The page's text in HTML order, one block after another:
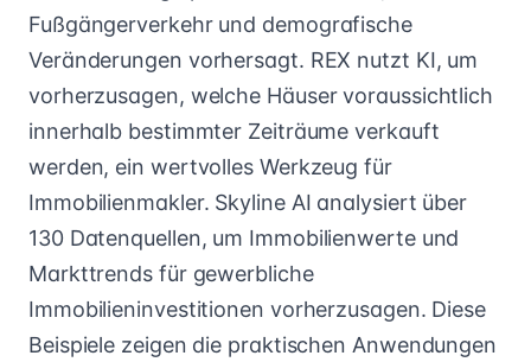
Fußgängerverkehr und demografische
Veränderungen vorhersagt. REX nutzt KI, um
vorherzusagen, welche Häuser voraussichtlich
innerhalb bestimmter Zeiträume verkauft
werden, ein wertvolles Werkzeug für
Immobilienmakler. Skyline AI analysiert über
130 Datenquellen, um Immobilienwerte und
Markttrends für gewerbliche
Immobilieninvestitionen vorherzusagen. Diese
Beispiele zeigen die praktischen Anwendungen